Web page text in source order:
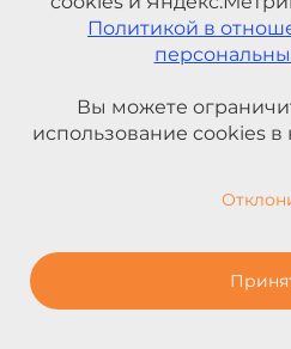
Политикой в
Вы можете
использование cookies в